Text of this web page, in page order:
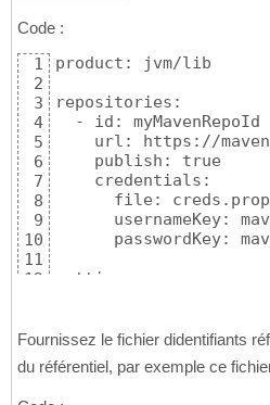
Code :
1
2
3
4
5
6
7
8
9
10
11
12
15
16
17
product: jvm/lib
repositories:
  - id: myMavenRepoId
url: https://
    publish: true
    credentials:
file:
usernameKey:
passwordKey:
settings:
   group: com.example
artifactId:
   version: 1.0.0
Fournissez le fichier didentifiants
du référentiel, par exemple ce